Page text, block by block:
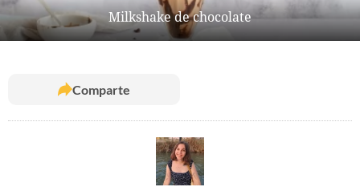
Milkshake de chocolate
Comparte